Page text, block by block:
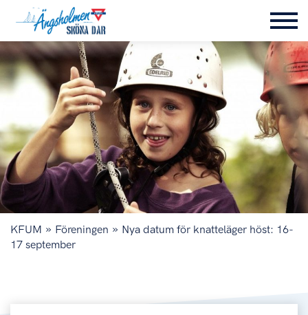
KFUM » Föreningen » Nya datum för knatteläger höst: 16-
17 september